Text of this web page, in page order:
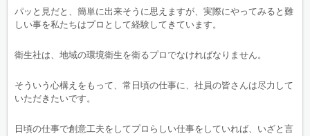
パッと見だと、簡単に出来そうに思えますが、実際にやってみると難
しい事を私たちはプロとして経験してきています。
衛生社は、地域の環境衛生を衛るプロでなければなりません。
そういう心構えをもって、常日頃の仕事に、社員の皆さんは尽力して
いただきたいです。
日頃の仕事で創意工夫をしてプロらしい仕事をしていれば、いざと言